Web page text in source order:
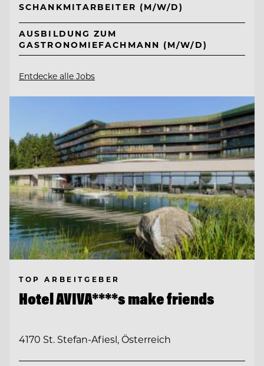
SCHANKMITARBEITER (M/W/D)
AUSBILDUNG ZUM
GASTRONOMIEFACHMANN (M/W/D)
Entdecke alle Jobs
TOP ARBEITGEBER
Hotel AVIVA****s make friends
4170 St. Stefan-Afiesl, Österreich